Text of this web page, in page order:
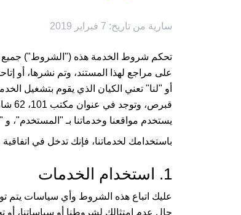
سارية من تاريخ: 7 فبراير 2019
تحكم شروط الخدمة هذه ("الشروط") جميع
على مراجع لهذا المستند، وتم نشرها، أو
أو "لنا" تعني الكيان الذي يقوم بتشغيل
يستخدم مواقعنا وخدماتنا بـ "المستخدم"،
باستخدامك لخدماتنا، فإنك تدخل في
1. استخدام الخدمات
عليك اتباع هذه الشروط وأي سياسات يتم
حال عدم امتثالك لشروطنا أو سياساتنا،